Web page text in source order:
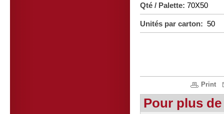
Qté / Palette: 70X50
Unités par carton: 50
Print
Pour plus